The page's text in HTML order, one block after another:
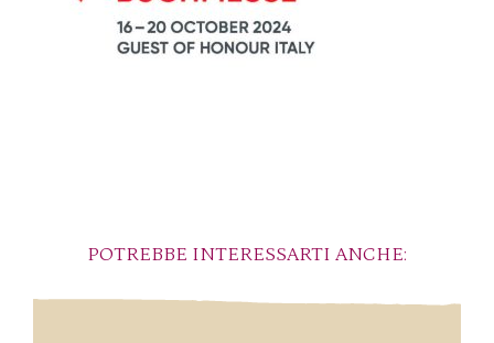
POTREBBE INTERESSARTI ANCHE: